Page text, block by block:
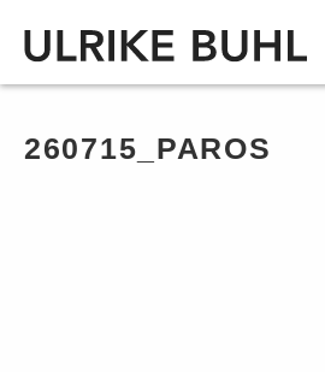
260715_PAROS